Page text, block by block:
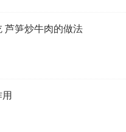
芦笋炒牛肉的做法